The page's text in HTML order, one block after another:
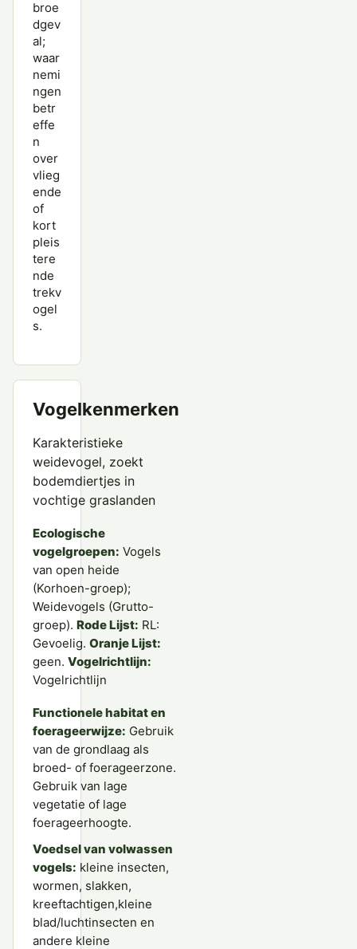
broe
dgev
al;
waar
nemi
ngen
betr
effe
n
over
vlieg
ende
of
kort
pleis
tere
nde
trekv
ogel
s.
Vogelkenmerken
Karakteristieke
weidevogel, zoekt
bodemdiertjes in
vochtige graslanden
Ecologische
vogelgroepen: Vogels
van open heide
(Korhoen-groep);
Weidevogels (Grutto-
groep). Rode Lijst: RL:
Gevoelig. Oranje Lijst:
geen. Vogelrichtlijn:
Vogelrichtlijn
Functionele habitat en
foerageerwijze: Gebruik
van de grondlaag als
broed- of foerageerzone.
Gebruik van lage
vegetatie of lage
foerageerhoogte.
Voedsel van volwassen
vogels: kleine insecten,
wormen, slakken,
kreeftachtigen,kleine
blad/luchtinsecten en
andere kleine